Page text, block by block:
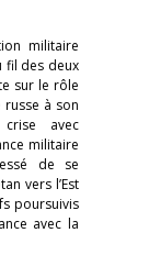
militaire
fil des deux
sur le rôle
à son
avec
militaire
de se
vers l’Est
poursuivis
avec la